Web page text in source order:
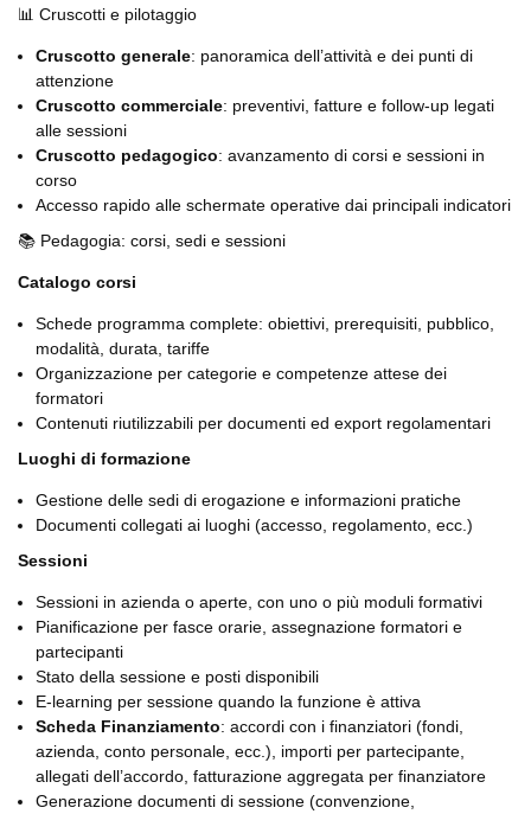
📊 Cruscotti e pilotaggio
Cruscotto generale: panoramica dell’attività e dei punti di
attenzione
Cruscotto commerciale: preventivi, fatture e follow-up legati
alle sessioni
Cruscotto pedagogico: avanzamento di corsi e sessioni in
corso
Accesso rapido alle schermate operative dai principali indicatori
📚 Pedagogia: corsi, sedi e sessioni
Catalogo corsi
Schede programma complete: obiettivi, prerequisiti, pubblico,
modalità, durata, tariffe
Organizzazione per categorie e competenze attese dei
formatori
Contenuti riutilizzabili per documenti ed export regolamentari
Luoghi di formazione
Gestione delle sedi di erogazione e informazioni pratiche
Documenti collegati ai luoghi (accesso, regolamento, ecc.)
Sessioni
Sessioni in azienda o aperte, con uno o più moduli formativi
Pianificazione per fasce orarie, assegnazione formatori e
partecipanti
Stato della sessione e posti disponibili
E-learning per sessione quando la funzione è attiva
Scheda Finanziamento: accordi con i finanziatori (fondi,
azienda, conto personale, ecc.), importi per partecipante,
allegati dell’accordo, fatturazione aggregata per finanziatore
Generazione documenti di sessione (convenzione,